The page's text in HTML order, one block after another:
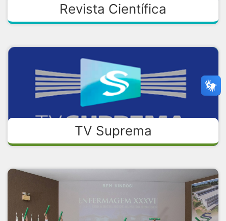
Revista Científica
TV Suprema